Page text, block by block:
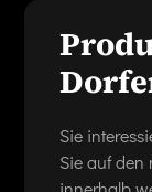
Sie
Sie auf